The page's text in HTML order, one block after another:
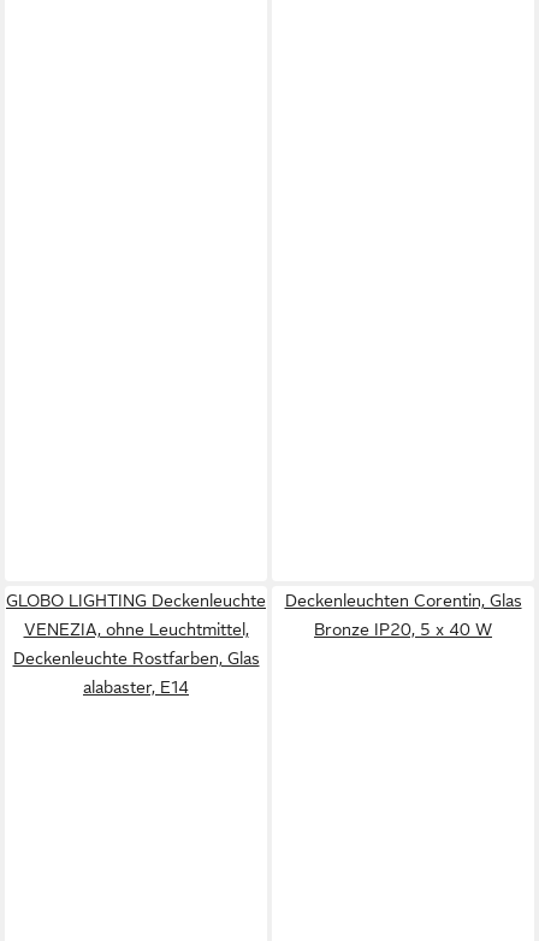
GLOBO LIGHTING Deckenleuchte
VENEZIA, ohne Leuchtmittel,
Deckenleuchte Rostfarben, Glas
alabaster, E14
Deckenleuchten Corentin, Glas
Bronze IP20, 5 x 40 W